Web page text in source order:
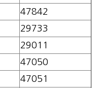
47842
29733
29011
47050
47051